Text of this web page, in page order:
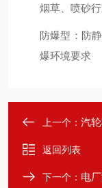
烟草、喷砂
防爆型：防
爆环境要求
上一个： 汽
返回列表
下一个： 电厂